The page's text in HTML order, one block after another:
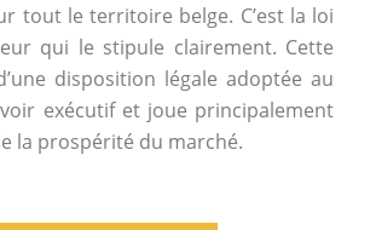
tout le territoire belge. C’est la loi
qui le stipule clairement. Cette
disposition légale adoptée au
exécutif et joue principalement
la prospérité du marché.